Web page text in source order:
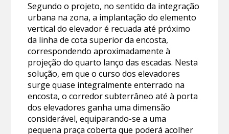
Segundo o projeto, no sentido da integração
urbana na zona, a implantação do elemento
vertical do elevador é recuada até próximo
da linha de cota superior da encosta,
correspondendo aproximadamente à
projeção do quarto lanço das escadas. Nesta
solução, em que o curso dos elevadores
surge quase integralmente enterrado na
encosta, o corredor subterrâneo até à porta
dos elevadores ganha uma dimensão
considerável, equiparando-se a uma
pequena praça coberta que poderá acolher